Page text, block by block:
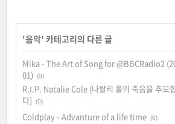
'음악' 카테고리의 다른 글
Mika - The Art of Song for @BBCRadio2
01)
(0)
R.I.P. Natalie Cole (나탈리 콜의 죽음을 추모
다)
(0)
Coldplay - Advanture of a life time (0)